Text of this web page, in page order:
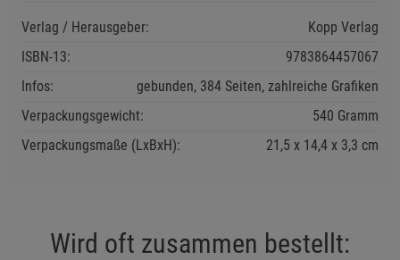
Verlag / Herausgeber:
Kopp Verlag
ISBN-13:
9783864457067
Infos:
gebunden, 384 Seiten, zahlreiche Grafiken
Verpackungsgewicht:
540 Gramm
Verpackungsmaße (LxBxH):
21,5 14,4 3,3 cm
Wird oft zusammen bestellt:
Marketing Cookies (3) Marketing Cookies
Beschreibung Marketing Cookies
Cookie-Informationen anzeigen